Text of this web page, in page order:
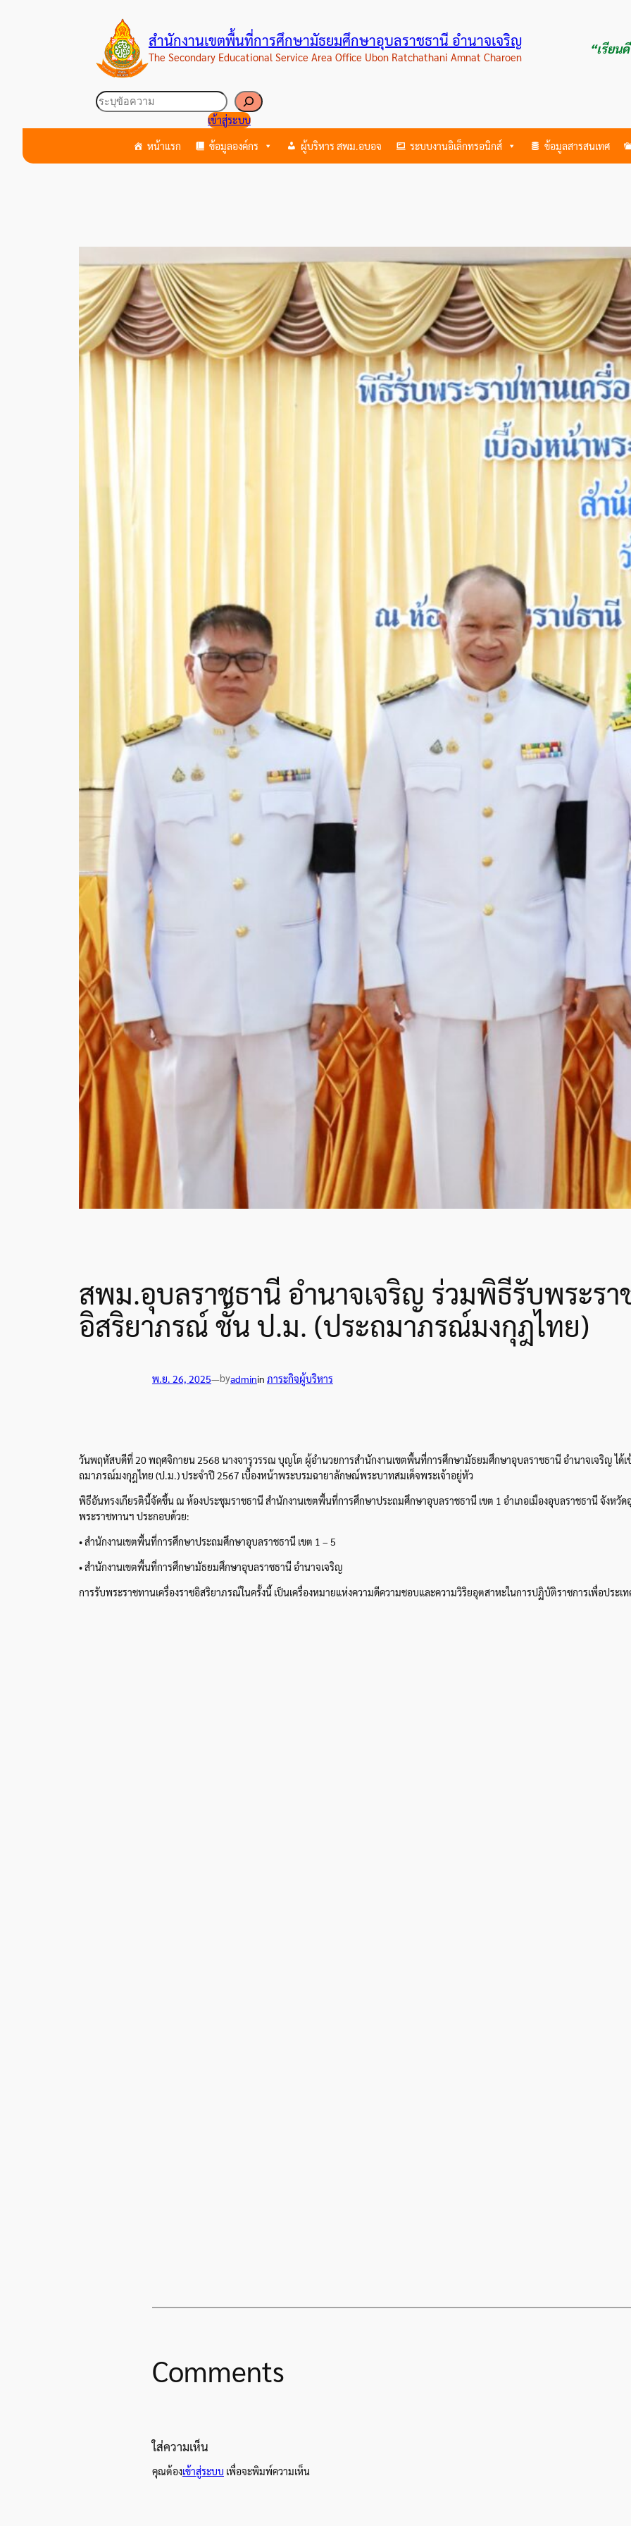
สำนักงานเขตพื้นที่การศึกษามัธยมศึกษาอุบลราชธานี อำนาจเจริญ
The Secondary Educational Service Area Office Ubon Ratchathani Amnat Charoen
“เรียน
ค้นหา
เข้าสู่ระบบ
หน้าแรก ข้อมูลองค์กร ผู้บริหาร สพม.อบอจ ระบบงานอิเล็กทรอนิกส์ ข้อมูลสารสนเทศ
สพม.อุบลราชธานี อำนาจเจริญ ร่วมพิธีรับพระรา
อิสริยาภรณ์ ชั้น ป.ม. (ประถมาภรณ์มงกุฎไทย)
พ.ย. 26, 2025—byadminin ภาระกิจผู้บริหาร
วันพฤหัสบดีที่ 20 พฤศจิกายน 2568 นางจารุวรรณ บุญโต ผู้อำนวยการสำนักงานเขตพื้นที่การศึกษามัธยมศึกษาอุบลราชธานี อำนาจเจริญ ได้
ถมาภรณ์มงกุฎไทย (ป.ม.) ประจำปี 2567 เบื้องหน้าพระบรมฉายาลักษณ์พระบาทสมเด็จพระเจ้าอยู่หัว
พิธีอันทรงเกียรตินี้จัดขึ้น ณ ห้องประชุมราชธานี สำนักงานเขตพื้นที่การศึกษาประถมศึกษาอุบลราชธานี เขต 1 อำเภอเมืองอุบลราชธานี จังหวั
พระราชทานฯ ประกอบด้วย:
• สำนักงานเขตพื้นที่การศึกษาประถมศึกษาอุบลราชธานี เขต 1 – 5
• สำนักงานเขตพื้นที่การศึกษามัธยมศึกษาอุบลราชธานี อำนาจเจริญ
การรับพระราชทานเครื่องราชอิสริยาภรณ์ในครั้งนี้ เป็นเครื่องหมายแห่งความดีความชอบและความวิริยอุตสาหะในการปฏิบัติราชการเพื่อประเ
Comments
ใส่ความเห็น
คุณต้องเข้าสู่ระบบ เพื่อจะพิมพ์ความเห็น